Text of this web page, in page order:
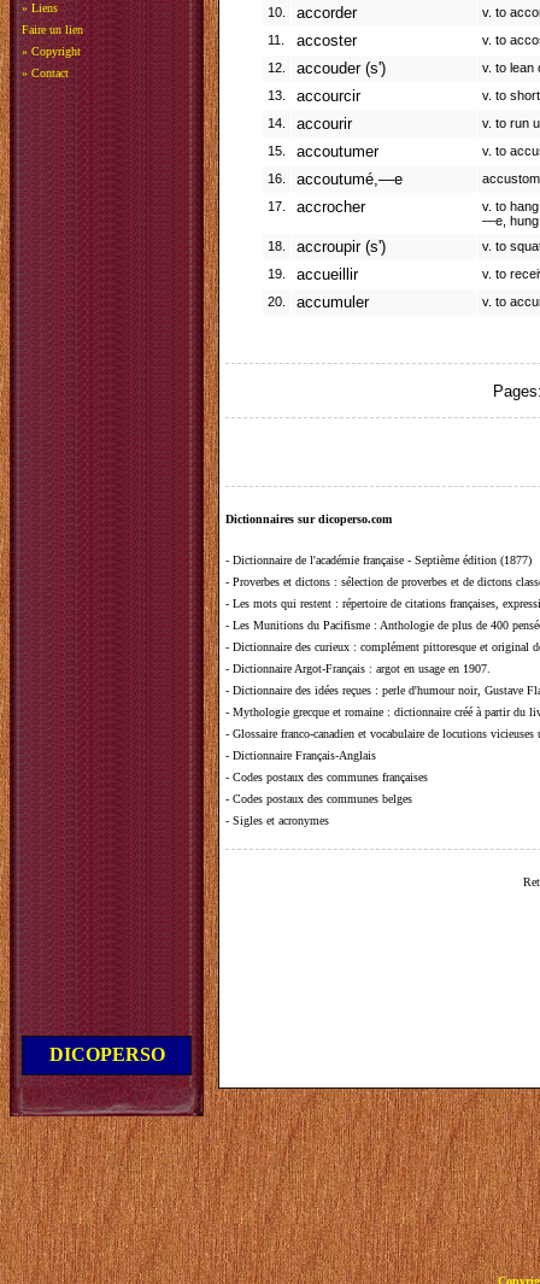
» Liens
Faire un lien
» Copyright
» Contact
DICOPERSO
10.
accorder
v. to
11.
accoster
v. to
12.
accouder (s')
v. to lean
13.
accourcir
v. to
14.
accourir
v. to run
15.
accoutumer
v. to
16.
accoutumé,—e
17.
accrocher
v. to
—e,
18.
accroupir (s')
v. to
19.
accueillir
v. to
20.
accumuler v. to
Dictionnaires sur dicoperso.com
- Dictionnaire de l'académie française - Septième édition (1877)
- Proverbes et dictons : sélection de proverbes et de dictons
- Les mots qui restent : répertoire de citations françaises,
- Les Munitions du Pacifisme : Anthologie de plus de 400
- Dictionnaire des curieux : complément pittoresque et original
- Dictionnaire Argot-Français : argot en usage en 1907.
- Dictionnaire des idées reçues : perle d'humour noir, Gustave
- Mythologie grecque et romaine : dictionnaire créé à partir du
- Glossaire franco-canadien et vocabulaire de locutions vicieuses
- Dictionnaire Français-Anglais
- Codes postaux des communes françaises
- Codes postaux des communes belges
- Sigles et acronymes